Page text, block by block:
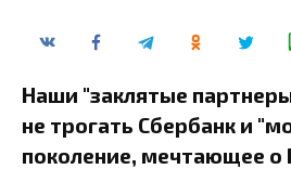
Наши "заклятые
не трогать Сбербанк и
поколение, мечтающее о